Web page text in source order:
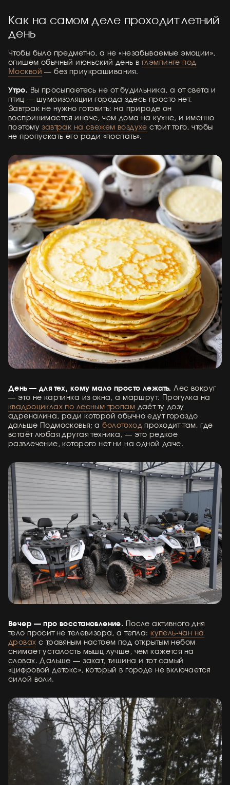
Как на самом деле проходит летний
день
Чтобы было предметно, а не «незабываемые эмоции»,
опишем обычный июньский день в глэмпинге под
Москвой — без приукрашивания.
Утро. Вы просыпаетесь не от будильника, а от света и
птиц — шумоизоляции города здесь просто нет.
Завтрак не нужно готовить: на природе он
воспринимается иначе, чем дома на кухне, и именно
поэтомузавтрак на свежем воздухе стоит того, чтобы
не пропускать его ради «поспать».
День — для тех, кому мало просто лежать. Лес вокруг
— это не картинка из окна, а маршрут. Прогулка на
квадроциклах по лесным тропам даёт ту дозу
адреналина, ради которой обычно едут гораздо
дальше Подмосковья; аболотоход проходит там, где
встаёт любая другая техника, — это редкое
развлечение, которого нет ни на одной даче.
Вечер — про восстановление. После активного дня
тело просит не телевизора, а тепла: купель-чан на
дровах с травяным настоем под открытым небом
снимает усталость мышц лучше, чем кажется на
словах. Дальше — закат, тишина и тот самый
«цифровой детокс», который в городе не включается
силой воли.